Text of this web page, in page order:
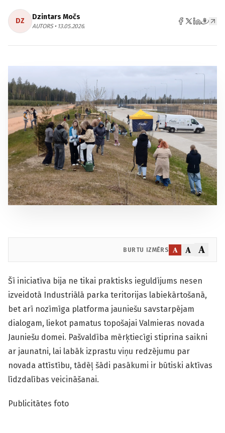
DZ Dzintars Močs
AUTORS • 13.05.2026.
BURTU IZMĒRS A A A
Šī iniciatīva bija ne tikai praktisks ieguldījums nesen
izveidotā Industriālā parka teritorijas labiekārtošanā,
bet arī nozīmīga platforma jauniešu savstarpējam
dialogam, liekot pamatus topošajai Valmieras novada
Jauniešu domei. Pašvaldība mērķtiecīgi stiprina saik­ni
ar jaunatni, lai labāk izprastu viņu redzējumu par
novada attīstību, tādēļ šādi pasākumi ir būtiski aktīvas
līdzdalības veicināšanai.
Publicitātes foto